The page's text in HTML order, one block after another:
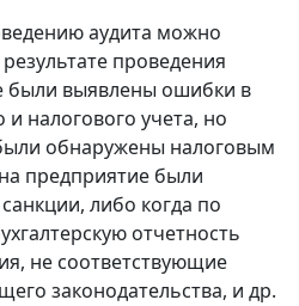
аудита можно
проведения
были выявлены ошибки в
и налогового учета, но
обнаружены налоговым
предприятие были
либо когда по
отчетность
не соответствующие
законодательства, и др.